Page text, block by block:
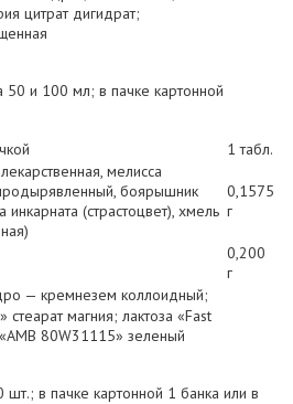
цитрат дигидрат;
50 и 100 мл; в пачке картонной
1 табл.
мелисса
боярышник
(страстоцвет), хмель
0,1575
г
0,200
г
— кремнезем коллоидный;
магния; лактоза «Fast
80W31115» зеленый
в пачке картонной 1 банка или в